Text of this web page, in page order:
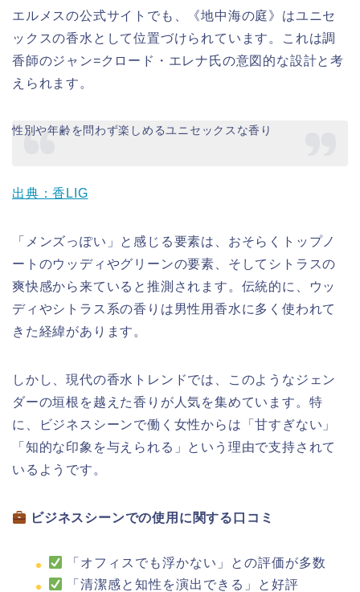
エルメスの公式サイトでも、《地中海の庭》はユニセ
ックスの香水として位置づけられています。これは調
香師のジャン=クロード・エレナ氏の意図的な設計と考
えられます。
性別や年齢を問わず楽しめるユニセックスな香り
出典：香LIG
「メンズっぽい」と感じる要素は、おそらくトップノ
ートのウッディやグリーンの要素、そしてシトラスの
爽快感から来ていると推測されます。伝統的に、ウッ
ディやシトラス系の香りは男性用香水に多く使われて
きた経緯があります。
しかし、現代の香水トレンドでは、このようなジェン
ダーの垣根を越えた香りが人気を集めています。特
に、ビジネスシーンで働く女性からは「甘すぎない」
「知的な印象を与えられる」という理由で支持されて
いるようです。
ビジネスシーンでの使用に関する口コミ
「オフィスでも浮かない」との評価が多数
「清潔感と知性を演出できる」と好評